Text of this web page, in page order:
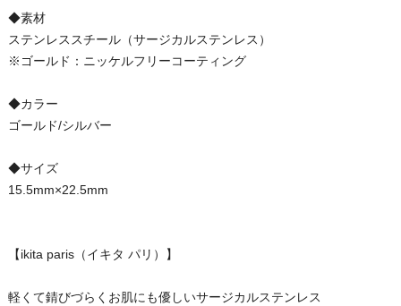
◆素材
ステンレススチール（サージカルステンレス）
※ゴールド：ニッケルフリーコーティング
◆カラー
ゴールド/シルバー
◆サイズ
15.5mm×22.5mm
【ikita paris（イキタ パリ）】
軽くて錆びづらくお肌にも優しいサージカルステンレス